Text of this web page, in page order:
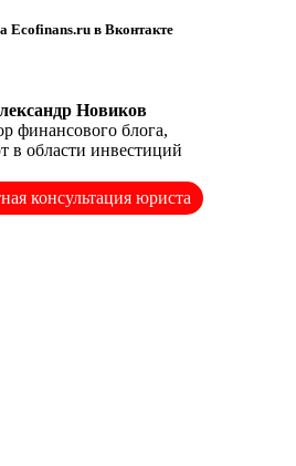
Ecofinans.ru в Вконтакте
Новиков
финансового блога,
в области инвестиций
консультация юриста